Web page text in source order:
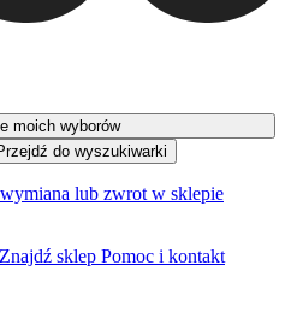
moich wyborów
do wyszukiwarki
wymiana lub zwrot w sklepie
Znajdź sklep Pomoc i kontakt